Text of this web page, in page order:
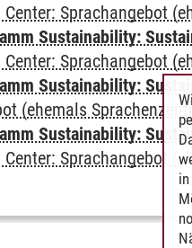
Sprachangebot
Sustainability:
Sprachangebot
Sustainability:
(ehemals
Sustainability:
Sprachangebot